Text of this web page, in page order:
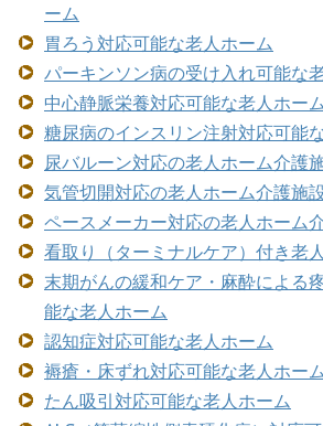
ーム
胃ろう対応可能な老人ホーム
パーキンソン病の受け入れ可能な
中心静脈栄養対応可能な老人ホーム
糖尿病のインスリン注射対応可能
尿バルーン対応の老人ホーム介護
気管切開対応の老人ホーム介護施
ペースメーカー対応の老人ホーム
看取り（ターミナルケア）付き老
末期がんの緩和ケア・麻酔による
能な老人ホーム
認知症対応可能な老人ホーム
褥瘡・床ずれ対応可能な老人ホーム
たん吸引対応可能な老人ホーム